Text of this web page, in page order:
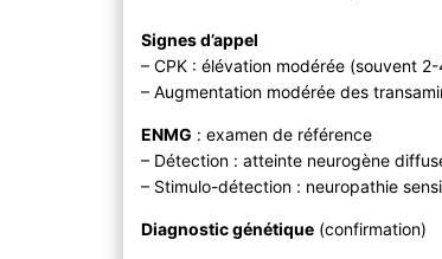
Signes d’appel
– CPK : élévation modérée (souvent
– Augmentation modérée des
ENMG : examen de référence
– Détection : atteinte neurogène
– Stimulo-détection : neuropathie
Diagnostic génétique (confirmation)